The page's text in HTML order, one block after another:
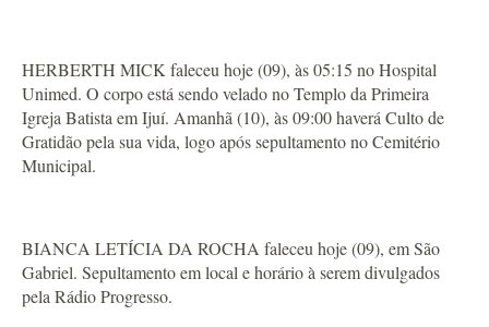
HERBERTH MICK faleceu hoje (09), às 05:15 no Hospital
Unimed. O corpo está sendo velado no Templo da Primeira
Igreja Batista em Ijuí. Amanhã (10), às 09:00 haverá Culto de
Gratidão pela sua vida, logo após sepultamento no Cemitério
Municipal.
BIANCA LETÍCIA DA ROCHA faleceu hoje (09), em São
Gabriel. Sepultamento em local e horário à serem divulgados
pela Rádio Progresso.